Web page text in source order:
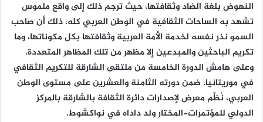
النهوض بلغة الضاد وثقافتها، حيث ترجم ذلك إلى واقع ملموس
تشهد به الساحات الثقافية في الوطن العربي كله، ذلك أن صاحب
السمو نذر نفسه لخدمة الأمة العربية وثقافتها بكل مكوناتها، وما
تكريم الباحثين والمبدعين إلا مظهر من تلك المظاهر المتعددة.
وعلى هامش الدورة الخامسة من ملتقى الشارقة للتكريم الثقافي
في موريتانيا، ضمن دورته الثامنة والعشرين على مستوى الوطن
العربي، نُظِّم معرض لإصدارات دائرة الثقافة بالشارقة بالمركز
الدولي للمؤتمرات-المختار ولد داداه في نواكشوط.